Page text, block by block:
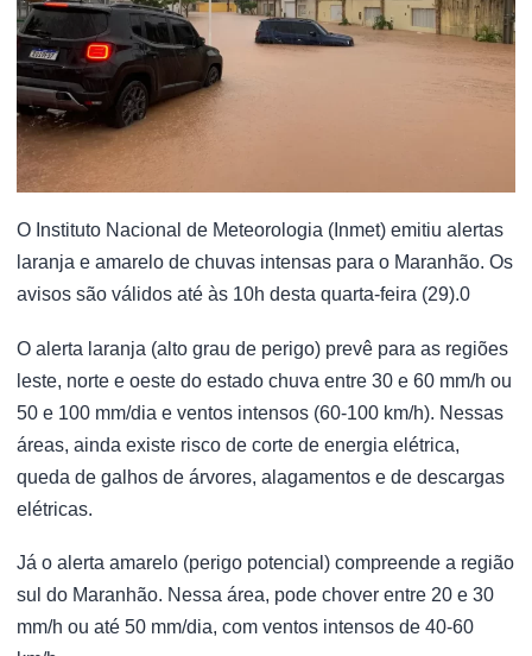
O Instituto Nacional de Meteorologia (Inmet) emitiu alertas
laranja e amarelo de chuvas intensas para o Maranhão. Os
avisos são válidos até às 10h desta quarta-feira (29).0
O alerta laranja (alto grau de perigo) prevê para as regiões
leste, norte e oeste do estado chuva entre 30 e 60 mm/h ou
50 e 100 mm/dia e ventos intensos (60-100 km/h). Nessas
áreas, ainda existe risco de corte de energia elétrica,
queda de galhos de árvores, alagamentos e de descargas
elétricas.
Já o alerta amarelo (perigo potencial) compreende a região
sul do Maranhão. Nessa área, pode chover entre 20 e 30
mm/h ou até 50 mm/dia, com ventos intensos de 40-60